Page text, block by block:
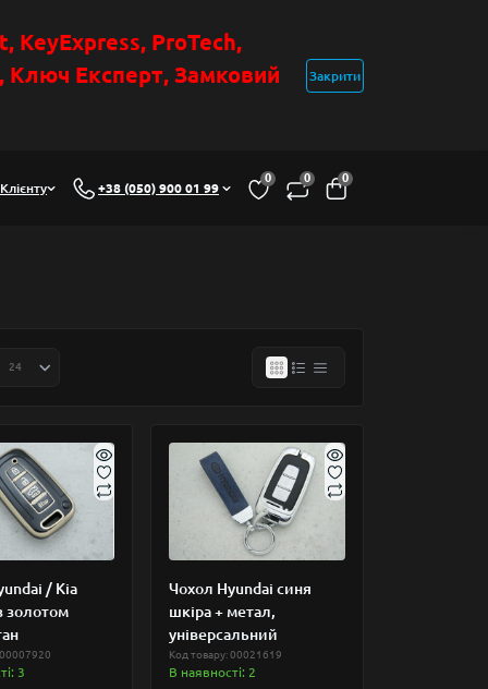
, KeyExpress, ProTech,
Ключ Експерт, Замковий Закрити
Клієнту +38 (050) 900 01 99
0 0 0
/ Kia
золотом
3
Чохол Hyundai синя
шкіра + метал,
універсальний
Код товару: 00021619
В наявності: 2